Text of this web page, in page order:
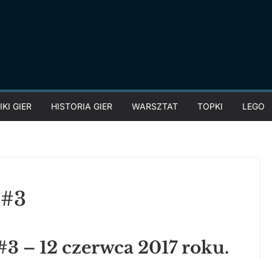
GIER HISTORIA GIER WARSZTAT TOPKI LEGO
– 12 czerwca 2017 roku.